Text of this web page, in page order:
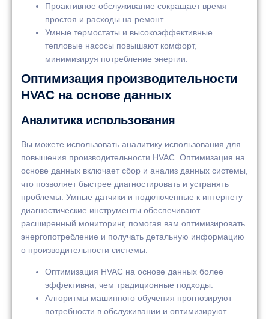
Проактивное обслуживание сокращает время
простоя и расходы на ремонт.
Умные термостаты и высокоэффективные
тепловые насосы повышают комфорт,
минимизируя потребление энергии.
Оптимизация производительности
HVAC на основе данных
Аналитика использования
Вы можете использовать аналитику использования для
повышения производительности HVAC. Оптимизация на
основе данных включает сбор и анализ данных системы,
что позволяет быстрее диагностировать и устранять
проблемы. Умные датчики и подключенные к интернету
диагностические инструменты обеспечивают
расширенный мониторинг, помогая вам оптимизировать
энергопотребление и получать детальную информацию
о производительности системы.
Оптимизация HVAC на основе данных более
эффективна, чем традиционные подходы.
Алгоритмы машинного обучения прогнозируют
потребности в обслуживании и оптимизируют